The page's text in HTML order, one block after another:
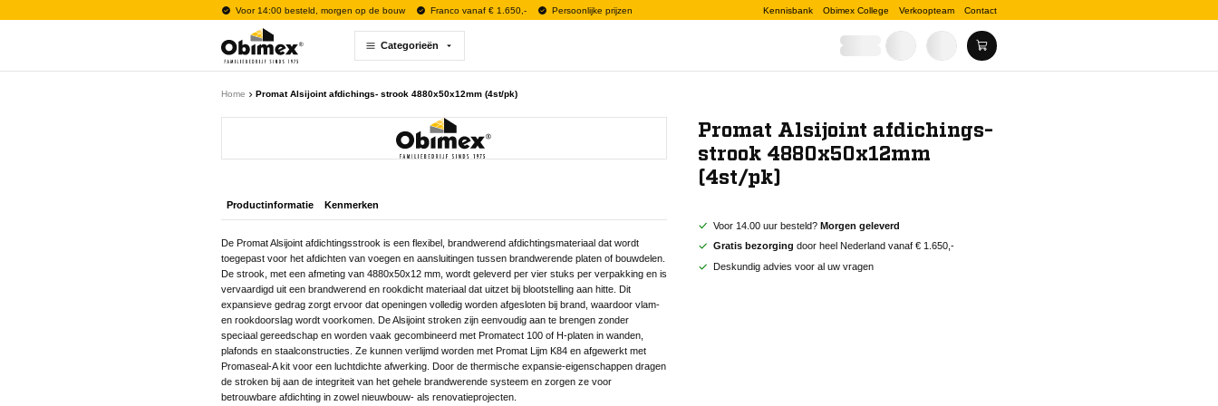
Voor 14:00 besteld, morgen op de bouw Franco vanaf € 1.650,- Persoonlijke prijzen Kennisbank Obimex College Verkoopteam Contact
Categorieën
Home Promat Alsijoint afdichings- strook 4880x50x12mm (4st/pk)
Promat Alsijoint afdichings-
strook 4880x50x12mm
(4st/pk)
Voor 14.00 uur besteld? Morgen geleverd
Gratis bezorging door heel Nederland vanaf € 1.650,-
Deskundig advies voor al uw vragen
Productinformatie Kenmerken
De Promat Alsijoint afdichtingsstrook is een flexibel, brandwerend afdichtingsmateriaal dat wordt
toegepast voor het afdichten van voegen en aansluitingen tussen brandwerende platen of bouwdelen.
De strook, met een afmeting van 4880x50x12 mm, wordt geleverd per vier stuks per verpakking en is
vervaardigd uit een brandwerend en rookdicht materiaal dat uitzet bij blootstelling aan hitte. Dit
expansieve gedrag zorgt ervoor dat openingen volledig worden afgesloten bij brand, waardoor vlam-
en rookdoorslag wordt voorkomen. De Alsijoint stroken zijn eenvoudig aan te brengen zonder
speciaal gereedschap en worden vaak gecombineerd met Promatect 100 of H-platen in wanden,
plafonds en staalconstructies. Ze kunnen verlijmd worden met Promat Lijm K84 en afgewerkt met
Promaseal-A kit voor een luchtdichte afwerking. Door de thermische expansie-eigenschappen dragen
de stroken bij aan de integriteit van het gehele brandwerende systeem en zorgen ze voor
betrouwbare afdichting in zowel nieuwbouw- als renovatieprojecten.